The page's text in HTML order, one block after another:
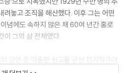
려놓고 조직을 해산했다. 이후 그는 어떤
념에도 속하지 않은 채 60여 년간 홀로
이 그의 삶 전체였다.
의 강연 중 미출판 원고를 공인 전기작가이